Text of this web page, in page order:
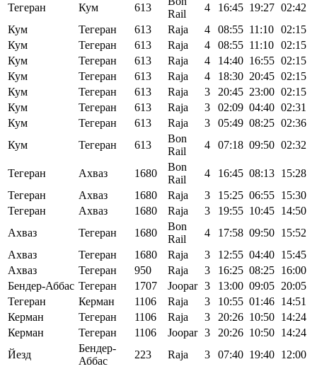
Тегеран
Кум 613
Rail
4 16:45 19:27 02:42
Кум
Тегеран 613 Raja 4 08:55 11:10 02:15
Кум
Тегеран 613 Raja 4 08:55 11:10 02:15
Кум
Тегеран 613 Raja 4 14:40 16:55 02:15
Кум
Тегеран 613 Raja 4 18:30 20:45 02:15
Кум
Тегеран 613 Raja 3 20:45 23:00 02:15
Кум
Тегеран 613 Raja 3 02:09 04:40 02:31
Кум
Тегеран 613 Raja 3 05:49 08:25 02:36
Кум
Тегеран 613
Bon
Rail
4 07:18 09:50 02:32
Тегеран Ахваз 1680
Bon
Rail
4 16:45 08:13 15:28
Тегеран
Ахваз 1680 Raja 3 15:25 06:55 15:30
Тегеран
Ахваз 1680 Raja 3 19:55 10:45 14:50
Ахваз
Тегеран 1680
Bon
Rail
4 17:58 09:50 15:52
Ахваз
Тегеран 1680 Raja 3 12:55 04:40 15:45
Ахваз
Тегеран 950 Raja 3 16:25 08:25 16:00
Бендер-Аббас Тегеран 1707 Joopar 3 13:00 09:05 20:05
Тегеран
Керман 1106 Raja 3 10:55 01:46 14:51
Керман
Тегеран 1106 Raja 3 20:26 10:50 14:24
Керман
Тегеран 1106 Joopar 3 20:26 10:50 14:24
Йезд
Бендер-
Аббас
223 Raja 3 07:40 19:40 12:00